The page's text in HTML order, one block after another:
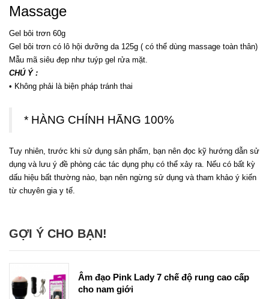
Massage
Gel bôi trơn 60g
Gel bôi trơn có lô hội dưỡng da 125g ( có thể dùng massage toàn thân)
Mẫu mã siêu đẹp như tuýp gel rửa mặt.
CHÚ Ý :
• Không phải là biện pháp tránh thai
* HÀNG CHÍNH HÃNG 100%
Tuy nhiên, trước khi sử dụng sản phẩm, bạn nên đọc kỹ hướng dẫn sử
dụng và lưu ý đề phòng các tác dụng phụ có thể xảy ra. Nếu có bất kỳ
dấu hiệu bất thường nào, bạn nên ngừng sử dụng và tham khảo ý kiến ​​
từ chuyên gia y tế.
GỢI Ý CHO BẠN!
Âm đạo Pink Lady 7 chế độ rung cao cấp
cho nam giới